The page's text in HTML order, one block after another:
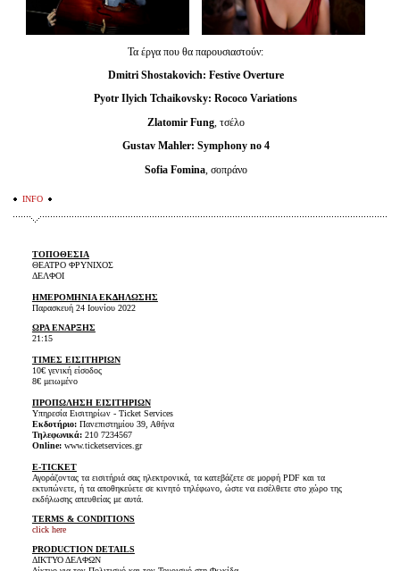
Τα έργα που θα παρουσιαστούν:
Dmitri Shostakovich: Festive Overture
Pyotr Ilyich Tchaikovsky: Rococo Variations
Zlatomir Fung, τσέλο
Gustav Mahler: Symphony no 4
Sofia Fomina, σοπράνο
INFO
ΤΟΠΟΘΕΣΙΑ
ΘΕΑΤΡΟ ΦΡΥΝΙΧΟΣ
ΔΕΛΦΟΙ
ΗΜΕΡΟΜΗΝΙΑ ΕΚΔΗΛΩΣΗΣ
Παρασκευή 24 Ιουνίου 2022
ΩΡΑ ΕΝΑΡΞΗΣ
21:15
ΤΙΜΕΣ ΕΙΣΙΤΗΡΙΩΝ
10€ γενική είσοδος
8€ μειωμένο
ΠΡΟΠΩΛΗΣΗ ΕΙΣΙΤΗΡΙΩΝ
Υπηρεσία Εισιτηρίων - Ticket Services
Εκδοτήριο:Πανεπιστημίου 39, Αθήνα
Τηλεφωνικά:210 7234567
Online:www.ticketservices.gr
E-TICKET
Αγοράζοντας τα εισιτήριά σας ηλεκτρονικά, τα κατεβάζετε σε μορφή PDF και τα
εκτυπώνετε, ή τα αποθηκεύετε σε κινητό τηλέφωνο, ώστε να εισέλθετε στο χώρο της
εκδήλωσης απευθείας με αυτά.
TERMS & CONDITIONS
click here
PRODUCTION DETAILS
ΔΙΚΤΥΟ ΔΕΛΦΩΝ